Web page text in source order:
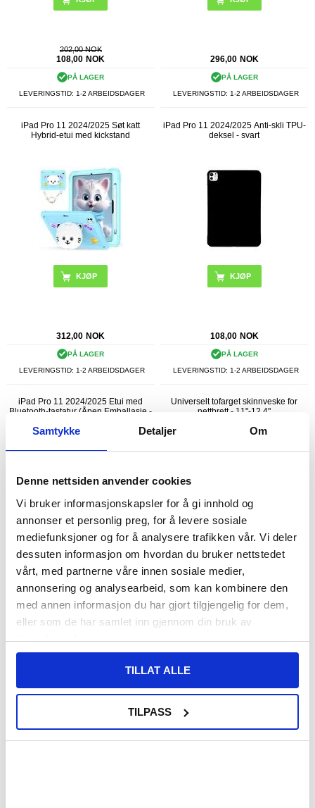
Samtykke Detaljer Om
Denne nettsiden anvender cookies
Vi bruker informasjonskapsler for å gi innhold og
annonser et personlig preg, for å levere sosiale
mediefunksjoner og for å analysere trafikken vår. Vi deler
dessuten informasjon om hvordan du bruker nettstedet
vårt, med partnerne våre innen sosiale medier,
annonsering og analysearbeid, som kan kombinere den
med annen informasjon du har gjort tilgjengelig for dem,
eller som de har samlet inn gjennom din bruk av
tjenestene deres.
TILLAT ALLE
TILPASS
202,00 NOK
108,00 NOK
PÅ LAGER
LEVERINGSTID: 1-2 ARBEIDSDAGER
296,00 NOK
PÅ LAGER
LEVERINGSTID: 1-2 ARBEIDSDAGER
iPad Pro 11 2024/2025 Søt katt
Hybrid-etui med kickstand
KJØP
312,00 NOK
PÅ LAGER
LEVERINGSTID: 1-2 ARBEIDSDAGER
iPad Pro 11 2024/2025 Anti-skli TPU-
deksel - svart
108,00 NOK
PÅ LAGER
LEVERINGSTID: 1-2 ARBEIDSDAGER
iPad Pro 11 2024/2025 Etui med
Bluetooth-tastatur (Åpen Emballasje -
Universelt tofarget skinnveske for
nettbrett - 11"-12.4"
KJØP
234,00 NOK
PC - 9.7"-11"
PC/nettbrett - 13" - svart / rød